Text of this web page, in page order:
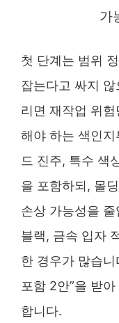
가
첫 단계는 범위
잡는다고 싸지
리면 재작업 위
해야 하는 색인
드 진주, 특수 색
을 포함하되, 몰
손상 가능성을
블랙, 금속 입자
한 경우가 많습
포함 2안”을 받
합니다.